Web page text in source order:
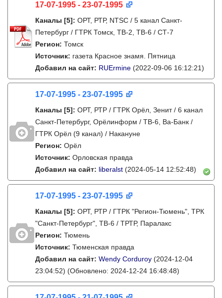
17-07-1995 - 23-07-1995
Каналы [5]: ОРТ, РТР, NTSC / 5 канал Санкт-
Петербург / ГТРК Томск, ТВ-2, ТВ-6 / СТ-7
Регион: Томск
Источник: газета Красное знамя. Пятница
Добавил на сайт: RUErmine (2022-09-06 16:12:21)
17-07-1995 - 23-07-1995
Каналы [5]: ОРТ, РТР / ГТРК Орёл, Зенит / 6 канал
Санкт-Петербург, Орёлинформ / ТВ-6, Ва-Банк /
ГТРК Орёл (9 канал) / Накануне
Регион: Орёл
Источник: Орловская правда
Добавил на сайт: liberalst (2024-05-14 12:52:48)
17-07-1995 - 23-07-1995
Каналы [5]: ОРТ, РТР / ГТРК "Регион-Тюмень", ТРК
"Санкт-Петербург", ТВ-6 / ТРТР, Паралакс
Регион: Тюмень
Источник: Тюменская правда
Добавил на сайт: Wendy Corduroy (2024-12-04
23:04:52) (Обновлено: 2024-12-24 16:48:48)